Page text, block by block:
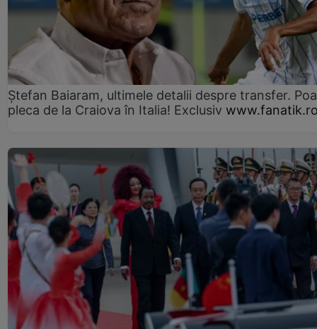
Ștefan Baiaram, ultimele detalii despre transfer.
pleca de la Craiova în Italia! Exclusiv